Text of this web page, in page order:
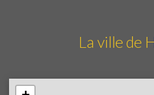
La ville de